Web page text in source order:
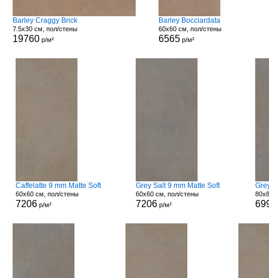
Barley Craggy Brick
7.5x30 см, пол/стены
19760р/м²
Barley Bocciardata
60x60 см, пол/стены
6565 р/м²
Caffelatte 9 mm Matte Soft
60x60 см, пол/стены
7206 р/м²
Grey Salt 9 mm Matte Soft
60x60 см, пол/стены
7206р/м²